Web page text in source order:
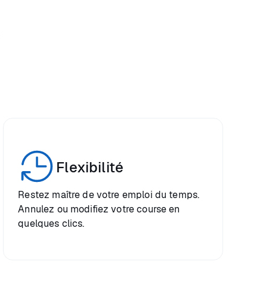
Flexibilité
Restez maître de votre emploi du temps.
Annulez ou modifiez votre course en
quelques clics.